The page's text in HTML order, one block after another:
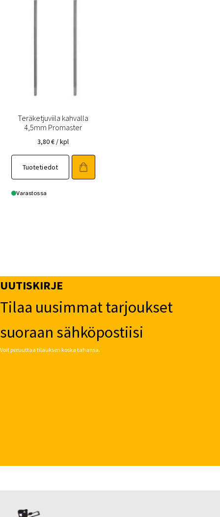
Teräketjuviila kahvalla
4,5mm Promaster
3,80€ / kpl
Tuotetiedot
Varastossa
UUTISKIRJE
Tilaa uusimmat tarjoukset
suoraan sähköpostiisi
Voit peruuttaa tilauksen koska tahansa.